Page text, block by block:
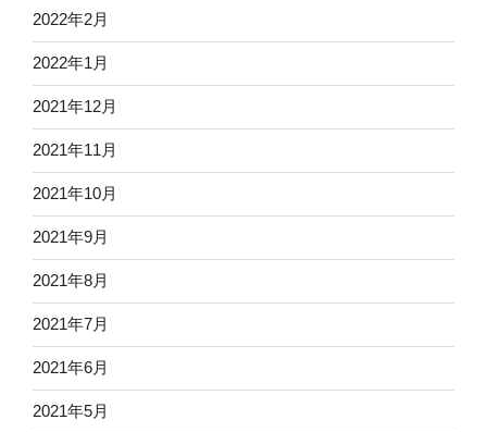
2022年2月
2022年1月
2021年12月
2021年11月
2021年10月
2021年9月
2021年8月
2021年7月
2021年6月
2021年5月